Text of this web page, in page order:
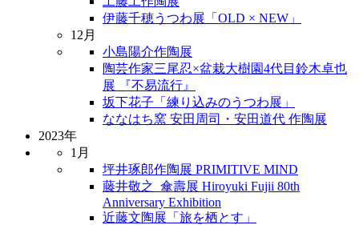
伊藤千穂うつわ展「OLD × NEW」
12月
小島陽介作陶展
陶芸作家三尾忍×盆栽大樹園4代目鈴木卓也
展 『不易流行』
坂下花子「練り込みのうつわ展」
ななはち窯 安田周司・安田道代 作陶展
2023年
1月
坪井琢郎作陶展 PRIMITIVE MIND
藤井敬之_傘壽展 Hiroyuki Fujii 80th
Anniversary Exhibition
近藤文陶展「旅を栖とす」